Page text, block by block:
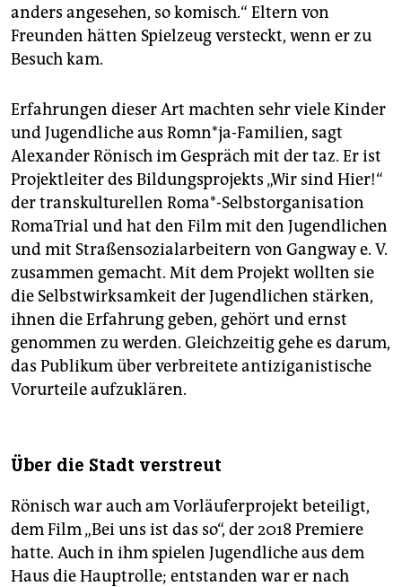
anders angesehen, so komisch.“ Eltern von
Freunden hätten Spielzeug versteckt, wenn er zu
Besuch kam.
Erfahrungen dieser Art machten sehr viele Kinder
und Jugendliche aus Romn*ja-Familien, sagt
Alexander Rönisch im Gespräch mit der taz. Er ist
Projektleiter des Bildungsprojekts „Wir sind Hier!“
der transkulturellen Roma*-Selbstorganisation
RomaTrial und hat den Film mit den Jugendlichen
und mit Straßensozialarbeitern von Gangway e. V.
zusammen gemacht. Mit dem Projekt wollten sie
die Selbstwirksamkeit der Jugendlichen stärken,
ihnen die Erfahrung geben, gehört und ernst
genommen zu werden. Gleichzeitig gehe es darum,
das Publikum über verbreitete antiziganistische
Vorurteile aufzuklären.
Über die Stadt verstreut
Rönisch war auch am Vorläuferprojekt beteiligt,
dem Film „Bei uns ist das so“, der 2018 Premiere
hatte. Auch in ihm spielen Jugendliche aus dem
Haus die Hauptrolle; entstanden war er nach